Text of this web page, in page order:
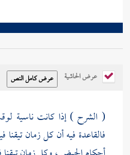
عرض الحاشية
( الشرح ) إذا كانت ناسية
فالقاعدة فيه أن كل زمان